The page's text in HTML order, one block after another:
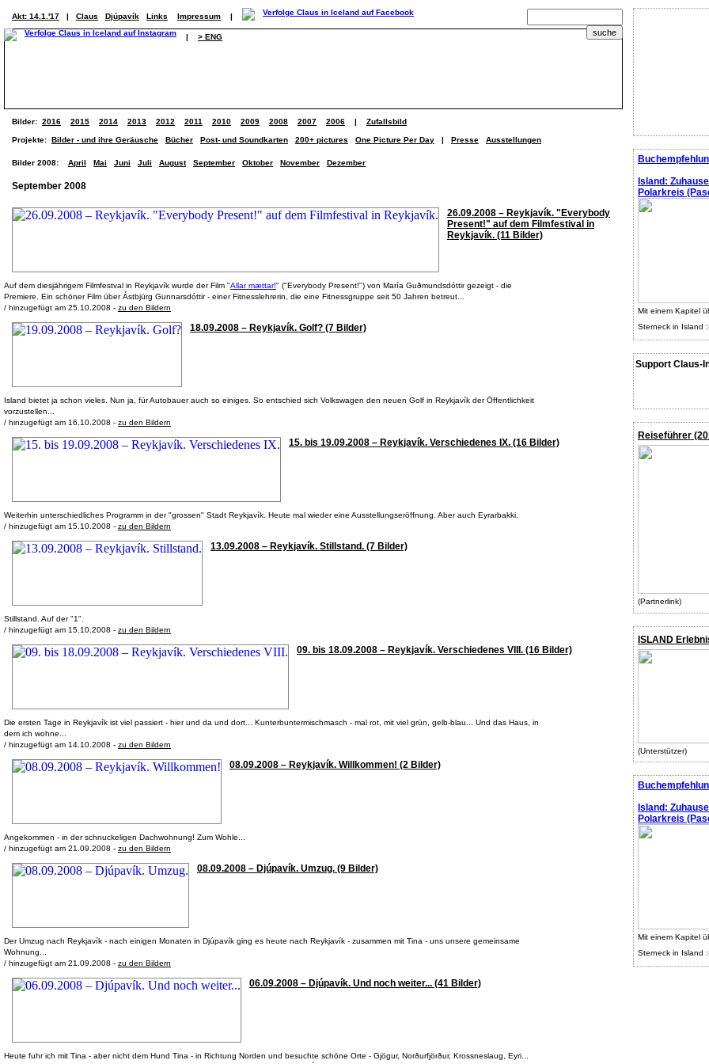
Island:
Polarkreis
Mit einem Kapitel
Sterneck in Island
Support Claus-
Reiseführer
(Partnerlink)
ISLAND
(Unterstützer)
Island:
Polarkreis
Mit einem Kapitel
Sterneck in Island
Akt: 14.1.'17 | Claus Djúpavík Links Impressum |
| > ENG
Bilder: 2016 2015 2014 2013 2012 2011 2010 2009 2008 2007 2006 | Zufallsbild
Projekte: Bilder - und ihre Geräusche Bücher Post- und Soundkarten 200+ pictures One Picture Per Day | Presse Ausstellungen
Bilder 2008: April Mai Juni Juli August September Oktober November Dezember
September 2008
26.09.2008 – Reykjavík. "Everybody
Present!" auf dem Filmfestival in
Reykjavík. (11 Bilder)
Auf dem diesjährigem Filmfestval in Reykjavík wurde der Film "Allar mættar!" ("Everybody Present!") von María Guðmundsdóttir gezeigt - die
Premiere. Ein schöner Film über Ástbjürg Gunnarsdóttir - einer Fitnesslehrerin, die eine Fitnessgruppe seit 50 Jahren betreut...
/ hinzugefügt am 25.10.2008 - zu den Bildern
18.09.2008 – Reykjavík. Golf? (7 Bilder)
Island bietet ja schon vieles. Nun ja, für Autobauer auch so einiges. So entschied sich Volkswagen den neuen Golf in Reykjavík der Öffentlichkeit
vorzustellen...
/ hinzugefügt am 16.10.2008 - zu den Bildern
15. bis 19.09.2008 – Reykjavík. Verschiedenes IX. (16 Bilder)
Weiterhin unterschiedliches Programm in der "grossen" Stadt Reykjavík. Heute mal wieder eine Ausstellungseröffnung. Aber auch Eyrarbakki.
/ hinzugefügt am 15.10.2008 - zu den Bildern
13.09.2008 – Reykjavík. Stillstand. (7 Bilder)
Stillstand. Auf der "1".
/ hinzugefügt am 15.10.2008 - zu den Bildern
09. bis 18.09.2008 – Reykjavík. Verschiedenes VIII. (16 Bilder)
Die ersten Tage in Reykjavík ist viel passiert - hier und da und dort... Kunterbuntermischmasch - mal rot, mit viel grün, gelb-blau... Und das Haus, in
dem ich wohne...
/ hinzugefügt am 14.10.2008 - zu den Bildern
08.09.2008 – Reykjavík. Willkommen! (2 Bilder)
Angekommen - in der schnuckeligen Dachwohnung! Zum Wohle...
/ hinzugefügt am 21.09.2008 - zu den Bildern
08.09.2008 – Djúpavík. Umzug. (9 Bilder)
Der Umzug nach Reykjavík - nach einigen Monaten in Djúpavík ging es heute nach Reykjavík - zusammen mit Tina - uns unsere gemeinsame
Wohnung...
/ hinzugefügt am 21.09.2008 - zu den Bildern
06.09.2008 – Djúpavík. Und noch weiter... (41 Bilder)
Heute fuhr ich mit Tina - aber nicht dem Hund Tina - in Richtung Norden und besuchte schöne Orte - Gjögur, Norðurfjörður, Krossneslaug, Eyri...